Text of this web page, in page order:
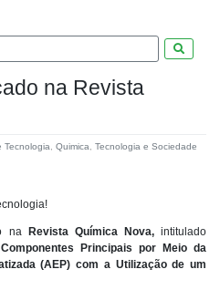
na Revista
Tecnologia, Quimica, Tecnologia e Sociedade
na Revista Química Nova,intitulado
Principais por Meio da
(AEP) com a Utilização de um